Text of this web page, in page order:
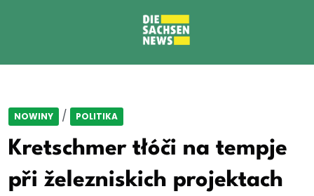
NOWINY / POLITIKA
Kretschmer tłóči na tempje
při železniskich projektach